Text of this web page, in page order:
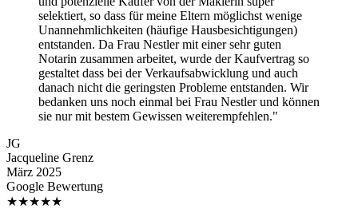
selektiert, so dass für meine Eltern möglichst wenige
Unannehmlichkeiten (häufige Hausbesichtigungen)
entstanden. Da Frau Nestler mit einer sehr guten
Notarin zusammen arbeitet, wurde der Kaufvertrag so
gestaltet dass bei der Verkaufsabwicklung und auch
danach nicht die geringsten Probleme entstanden. Wir
bedanken uns noch einmal bei Frau Nestler und können
sie nur mit bestem Gewissen weiterempfehlen."
JG
Jacqueline Grenz
März 2025
Google Bewertung
★★★★★